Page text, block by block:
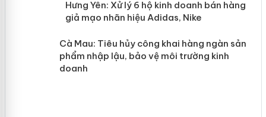
Hưng Yên: Xử lý 6 hộ kinh doanh bán
hàng giả mạo nhãn hiệu Adidas, Nike